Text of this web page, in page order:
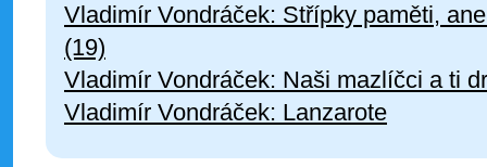
Vladimír Vondráček: Střípky paměti,
(19)
Vladimír Vondráček: Naši mazlíčci a ti
Vladimír Vondráček: Lanzarote